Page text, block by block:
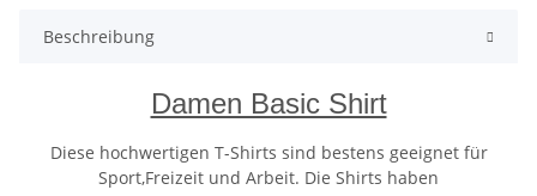
Beschreibung
Damen Basic Shirt
Diese hochwertigen T-Shirts sind bestens geeignet für
Sport,Freizeit und Arbeit. Die Shirts haben